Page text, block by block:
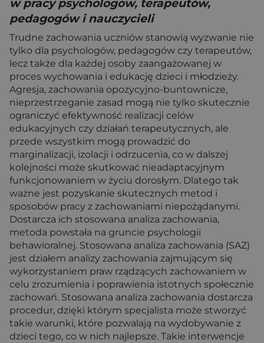
w pracy psychologów, terapeutów,
pedagogów i nauczycieli
Trudne zachowania uczniów stanowią wyzwanie nie
tylko dla psychologów, pedagogów czy terapeutów,
lecz także dla każdej osoby zaangażowanej w
proces wychowania i edukację dzieci i młodzieży.
Agresja, zachowania opozycyjno-buntownicze,
nieprzestrzeganie zasad mogą nie tylko skutecznie
ograniczyć efektywność realizacji celów
edukacyjnych czy działań terapeutycznych, ale
przede wszystkim mogą prowadzić do
marginalizacji, izolacji i odrzucenia, co w dalszej
kolejności może skutkować nieadaptacyjnym
funkcjonowaniem w życiu dorosłym. Dlatego tak
ważne jest pozyskanie skutecznych metod i
sposobów pracy z zachowaniami niepożądanymi.
Dostarcza ich stosowana analiza zachowania,
metoda powstała na gruncie psychologii
behawioralnej. Stosowana analiza zachowania (SAZ)
jest działem analizy zachowania zajmującym się
wykorzystaniem praw rządzących zachowaniem w
celu zrozumienia i poprawienia istotnych społecznie
zachowań. Stosowana analiza zachowania dostarcza
procedur, dzięki którym specjalista może stworzyć
takie warunki, które pozwalają na wydobywanie z
dzieci tego, co w nich najlepsze. Takie interwencje